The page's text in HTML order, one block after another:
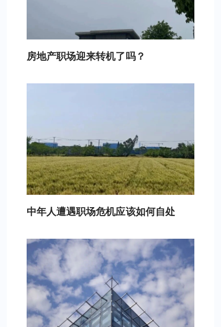
房地产职场迎来转机了吗？
中年人遭遇职场危机应该如何自处